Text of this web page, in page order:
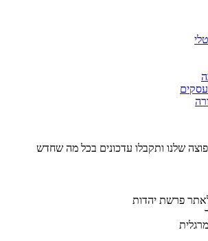
שלנו ותקבלו עדכונים בכל מה שחדש
פרשת יהדות